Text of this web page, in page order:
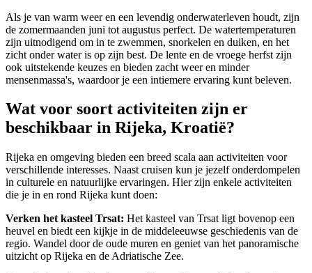
Als je van warm weer en een levendig onderwaterleven houdt, zijn
de zomermaanden juni tot augustus perfect. De watertemperaturen
zijn uitnodigend om in te zwemmen, snorkelen en duiken, en het
zicht onder water is op zijn best. De lente en de vroege herfst zijn
ook uitstekende keuzes en bieden zacht weer en minder
mensenmassa's, waardoor je een intiemere ervaring kunt beleven.
Wat voor soort activiteiten zijn er
beschikbaar in Rijeka, Kroatië?
Rijeka en omgeving bieden een breed scala aan activiteiten voor
verschillende interesses. Naast cruisen kun je jezelf onderdompelen
in culturele en natuurlijke ervaringen. Hier zijn enkele activiteiten
die je in en rond Rijeka kunt doen:
Verken het kasteel Trsat: Het kasteel van Trsat ligt bovenop een
heuvel en biedt een kijkje in de middeleeuwse geschiedenis van de
regio. Wandel door de oude muren en geniet van het panoramische
uitzicht op Rijeka en de Adriatische Zee.